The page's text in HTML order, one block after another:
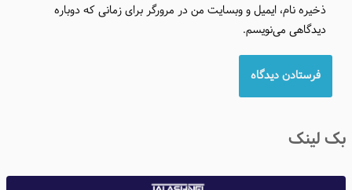
ذخیره نام، ایمیل و وبسایت من در مرورگر برای زمانی که دوباره
دیدگاهی می‌نویسم.
بک لینک